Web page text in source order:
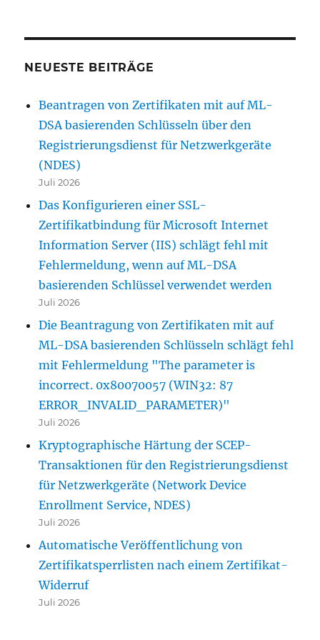
NEUESTE BEITRÄGE
Beantragen von Zertifikaten mit auf ML-
DSA basierenden Schlüsseln über den
Registrierungsdienst für Netzwerkgeräte
(NDES)
Juli 2026
Das Konfigurieren einer SSL-
Zertifikatbindung für Microsoft Internet
Information Server (IIS) schlägt fehl mit
Fehlermeldung, wenn auf ML-DSA
basierenden Schlüssel verwendet werden
Juli 2026
Die Beantragung von Zertifikaten mit auf
ML-DSA basierenden Schlüsseln schlägt fehl
mit Fehlermeldung "The parameter is
incorrect. 0x80070057 (WIN32: 87
ERROR_INVALID_PARAMETER)"
Juli 2026
Kryptographische Härtung der SCEP-
Transaktionen für den Registrierungsdienst
für Netzwerkgeräte (Network Device
Enrollment Service, NDES)
Juli 2026
Automatische Veröffentlichung von
Zertifikatsperrlisten nach einem Zertifikat-
Widerruf
Juli 2026